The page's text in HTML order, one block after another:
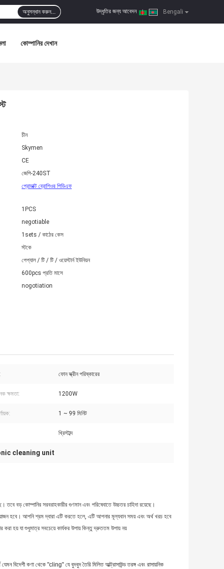
Bengali
উদ্ধৃতির জন্য আবেদন |
অনুসন্ধান করুন...
কোম্পানির দেখান
চীন
Skymen
CE
জেপি-240ST
প্রোডাক্ট ব্রোশিওর পিডিএফ
1PCS
negotiable
1sets / কাঠের কেস
স্টকে
পেপ্যাল ​​/ টি / টি / ওয়েস্টার্ন ইউনিয়ন
600pcs প্রতি মাসে
nogotiation
ফোন স্ক্রীন পরিষ্কারের
ক্ষমতা: 1200W
1 ~ 99 মিনিট
খ্রিস্টাব্দ
cleaning unit
বড় কোম্পানির সরবরাহকারীর গুণমান এবং পরিষেবাতে উচ্চতর চাহিদা রয়েছে।
হবে। আপনি শ্রম দ্বারা এটি করতে হলে, এটি আপনার মূল্যবান সময় এবং অর্থ খরচ হবে
হয় যা শুধুমাত্র সবচেয়ে কার্যকর উপায় কিন্তু দ্রুততম উপায় নয়
বিদেশী কণা থেকে "cling" যে বুদবুদ তৈরি মিলিত আল্ট্রাসাউন্ড তরঙ্গ এবং রাসায়নিক